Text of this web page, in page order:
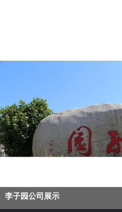
李子园公司展示
公司上市
人物展示
产品展示
产品展示
产品展示